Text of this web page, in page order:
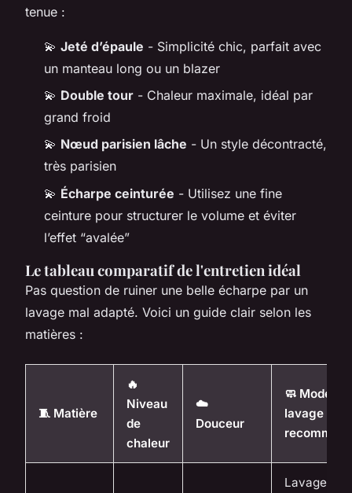
tenue :
💫 Jeté d’épaule - Simplicité chic, parfait avec
un manteau long ou un blazer
💫 Double tour - Chaleur maximale, idéal par
grand froid
💫 Nœud parisien lâche - Un style décontracté,
très parisien
💫 Écharpe ceinturée - Utilisez une fine
ceinture pour structurer le volume et éviter
l’effet “avalée”
Le tableau comparatif de l'entretien idéal
Pas question de ruiner une belle écharpe par un
lavage mal adapté. Voici un guide clair selon les
matières :
🧵 Matière
🔥
Niveau
de
chaleur
☁️
Douceur
🧼 Mode de
lavage
Lavage à la